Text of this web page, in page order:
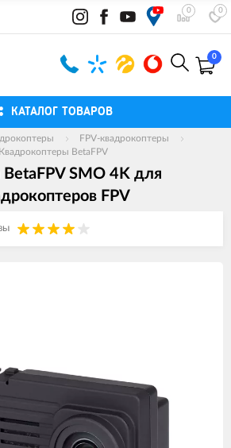
0 0
0
КАТАЛОГ ТОВАРОВ
FPV-квадрокоптеры
Квадрокоптеры BetaFPV
BetaFPV SMO 4K для
FPV